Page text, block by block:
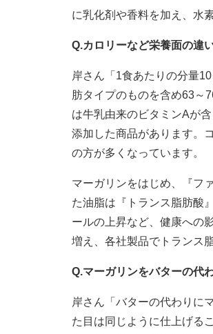
に乳化剤や香料を加え、水
Q.カロリーなど栄養面の違
岸さん「1食あたりの分量
肪タイプのものを含め63～
は牛乳由来のビタミンAが
添加した商品があります。
の方が多くなっています。
マーガリンをはじめ、『フ
た油脂は『トランス脂肪酸
ールの上昇など、健康への
増え、各社製品でトランス
Q.マーガリンをバターの代
岸さん「バターの代わりに
た目は同じように仕上げる